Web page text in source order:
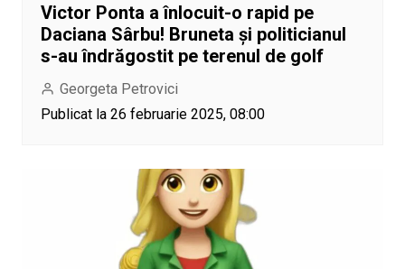
Victor Ponta a înlocuit-o rapid pe
Daciana Sârbu! Bruneta și politicianul
s-au îndrăgostit pe terenul de golf
Georgeta Petrovici
Publicat la 26 februarie 2025, 08:00